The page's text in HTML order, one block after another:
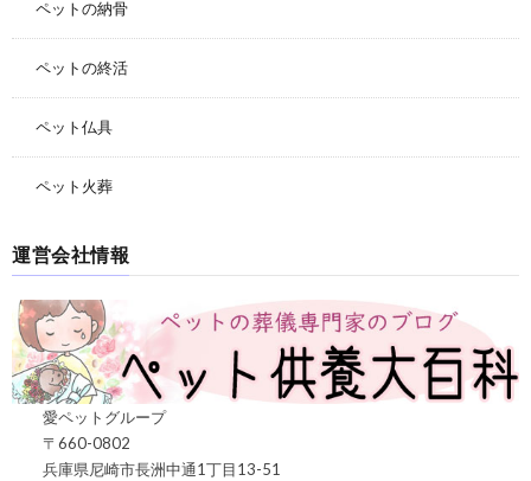
ペットの納骨
ペットの終活
ペット仏具
ペット火葬
運営会社情報
愛ペットグループ
〒660-0802
兵庫県尼崎市長洲中通1丁目13-51